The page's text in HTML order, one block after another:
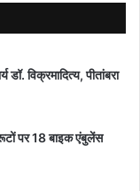
विक्रमादित्य, पीतांबरा
पर 18 बाइक एंबुलेंस